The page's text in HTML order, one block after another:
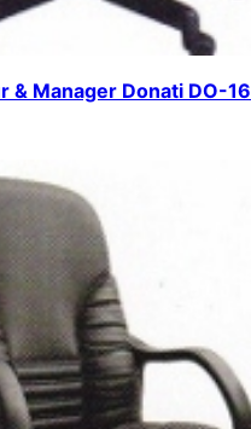
& Manager Donati DO-16